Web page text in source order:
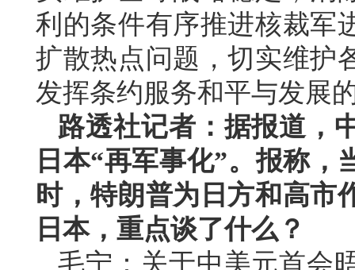
利的条件有序推进核裁军
扩散热点问题，切实维护
发挥条约服务和平与发展
路透社记者：据报道，
日本“再军事化”。报称
时，特朗普为日方和高市
日本，重点谈了什么？
毛宁：关于中美元首会